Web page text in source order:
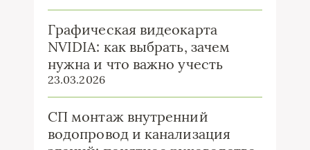
Графическая видеокарта
NVIDIA: как выбрать, зачем
нужна и что важно учесть
23.03.2026
СП монтаж внутренний
водопровод и канализация